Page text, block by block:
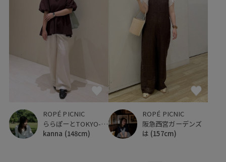
ROPÉ PICNIC
ららぽーとTOKYO-BAY
kanna (148cm)
ROPÉ PICNIC
阪急西宮ガーデンズ
は (157cm)